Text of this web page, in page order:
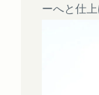
ーへと仕上